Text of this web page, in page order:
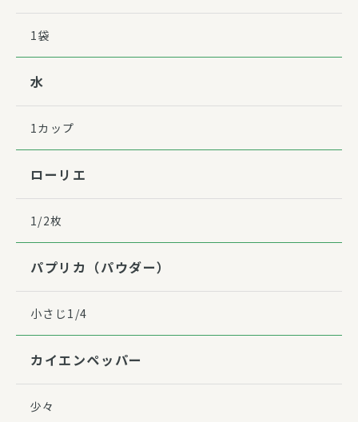
1袋
水
1カップ
ローリエ
1/2枚
パプリカ（パウダー）
小さじ1/4
カイエンペッパー
少々